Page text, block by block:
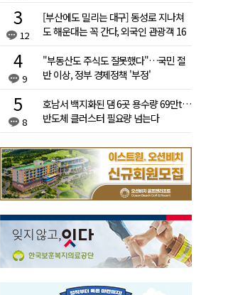
12
[부산에도 밀리는 대구] 동성로 지나쳐
도 해운대는 꼭 간다, 외국인 관광객 16
9
"부동산도 주식도 잘못했다"…국민 절
반 이상, 정부 경제정책 '부정'
8
호남서 백지화된 댐 6곳 용수량 69만t…
반도체 클러스터 필요량 넘는다